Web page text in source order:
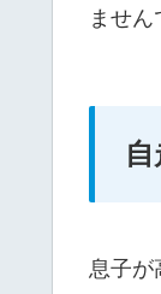
ません
息子が